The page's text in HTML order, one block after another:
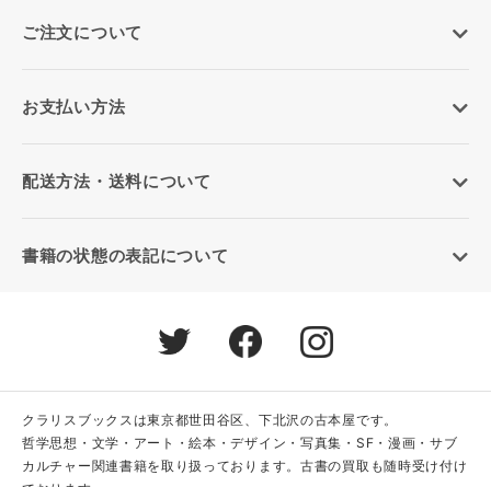
ご注文について
お支払い方法
配送方法・送料について
書籍の状態の表記について
クラリスブックスは東京都世田谷区、下北沢の古本屋です。
哲学思想・文学・アート・絵本・デザイン・写真集・SF・漫画・サブ
カルチャー関連書籍を取り扱っております。古書の買取も随時受け付け